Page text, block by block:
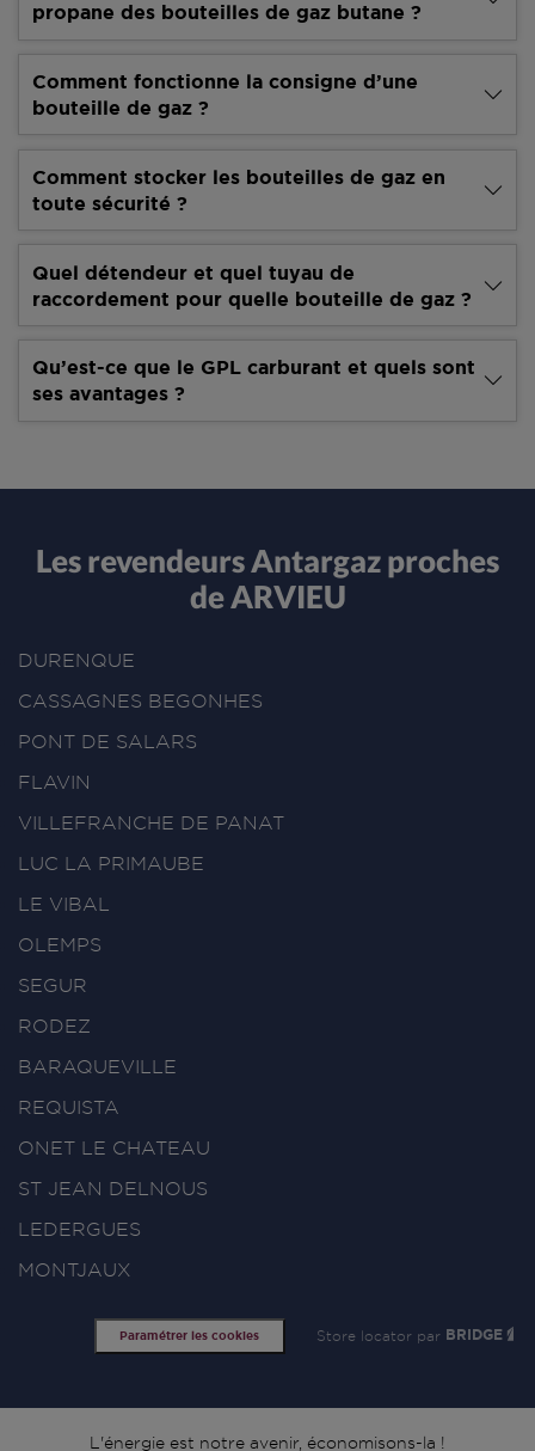
propane des bouteilles de gaz butane ?
Comment fonctionne la consigne d’une
bouteille de gaz ?
Comment stocker les bouteilles de gaz en
toute sécurité ?
Quel détendeur et quel tuyau de
raccordement pour quelle bouteille de gaz ?
Qu’est-ce que le GPL carburant et quels sont
ses avantages ?
Les revendeurs Antargaz proches
de ARVIEU
DURENQUE
CASSAGNES BEGONHES
PONT DE SALARS
FLAVIN
VILLEFRANCHE DE PANAT
LUC LA PRIMAUBE
LE VIBAL
OLEMPS
SEGUR
RODEZ
BARAQUEVILLE
REQUISTA
ONET LE CHATEAU
ST JEAN DELNOUS
LEDERGUES
MONTJAUX
Paramétrer les cookies Store locator par BRIDGE
L'énergie est notre avenir, économisons-la !